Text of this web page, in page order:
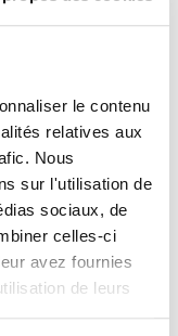
le contenu
relatives aux
Nous
sur l'utilisation de
sociaux, de
celles-ci
avez fournies
de leurs
de La
et que vous
louez, contactez